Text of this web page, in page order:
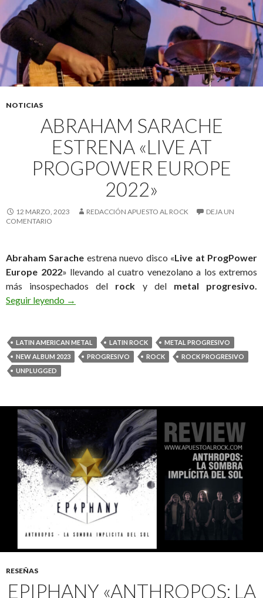
NOTICIAS
ABRAHAM SARACHE
ESTRENA «LIVE AT
PROGPOWER EUROPE
2022»
12 MARZO, 2023 REDACCIÓN APUESTO AL ROCK
DEJA UN
COMENTARIO
Abraham Sarache estrena nuevo disco «Live at ProgPower
Europe 2022» llevando al cuatro venezolano a los extremos
más insospechados del rock y del metal progresivo.
Seguir leyendo Abraham Sarache Estrena «Live at ProgPower
→
LATIN AMERICAN METAL LATIN ROCK
METAL PROGRESIVO
NEW ALBUM 2023
PROGRESIVO ROCK
ROCK PROGRESIVO
UNPLUGGED
RESEÑAS
EPIPHANY «ANTHROPOS: LA